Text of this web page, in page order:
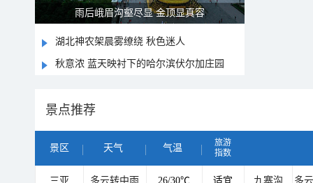
山水扇面：秋红点缀颐和园西堤
湖北神农架晨雾缭绕 秋色迷人
秋意浓 蓝天映衬下的哈尔滨伏尔加庄园
景点推荐
景区 天气 气温
旅游
指数
三亚 多云转中雨 26/30℃ 适宜 九寨沟 多